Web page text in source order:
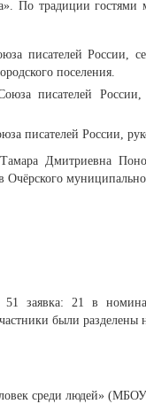
По традиции
писателей России,
поселения.
писателей
писателей России,
Дмитриевна
Очёрского
51 заявка: 21 в
были разделены
среди людей»